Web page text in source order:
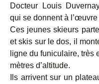
Docteur Louis
qui se donnent à l’œuvre
Ces jeunes skieurs
et skis sur le dos, il
ligne du funiculaire, très
mètres d’altitude.
Ils arrivent sur un